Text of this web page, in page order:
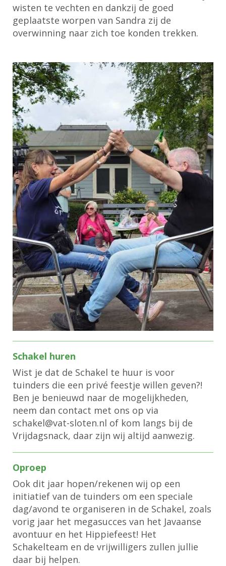
wisten te vechten en dankzij de goed
geplaatste worpen van Sandra zij de
overwinning naar zich toe konden trekken.
Schakel huren
Wist je dat de Schakel te huur is voor
tuinders die een privé feestje willen geven?!
Ben je benieuwd naar de mogelijkheden,
neem dan contact met ons op via
lekahcs@vat-sloten.nl of kom langs bij de
Vrijdagsnack, daar zijn wij altijd aanwezig.
Oproep
Ook dit jaar hopen/rekenen wij op een
initiatief van de tuinders om een speciale
dag/avond te organiseren in de Schakel, zoals
vorig jaar het megasucces van het Javaanse
avontuur en het Hippiefeest! Het
Schakelteam en de vrijwilligers zullen jullie
daar bij helpen.